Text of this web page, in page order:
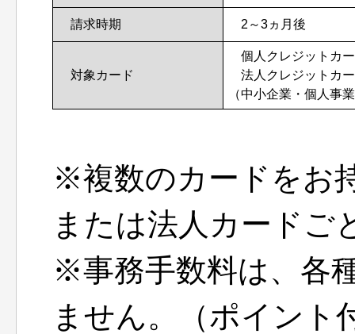
請求時期 2～3ヵ月後
対象カード
個人クレジットカ
法人クレジットカ
（中小企業・個人事
※複数のカードをお
または法人カードご
※事務手数料は、各
ません。（ポイント